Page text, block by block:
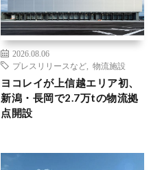
2026.08.06
プレスリリースなど
物流施設
ヨコレイが上信越エリア初、
新潟・長岡で2.7万tの物流拠
点開設